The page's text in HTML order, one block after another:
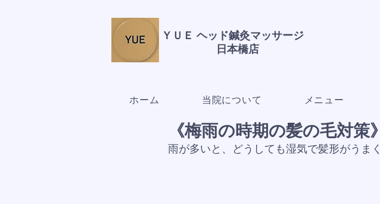
ＹＵＥ ヘッド鍼灸マッサージ
日本橋店
ホーム 当院について メニュー
《梅雨の時期の髪の毛対策》
雨が多いと、どうしても湿気で髪形がうま